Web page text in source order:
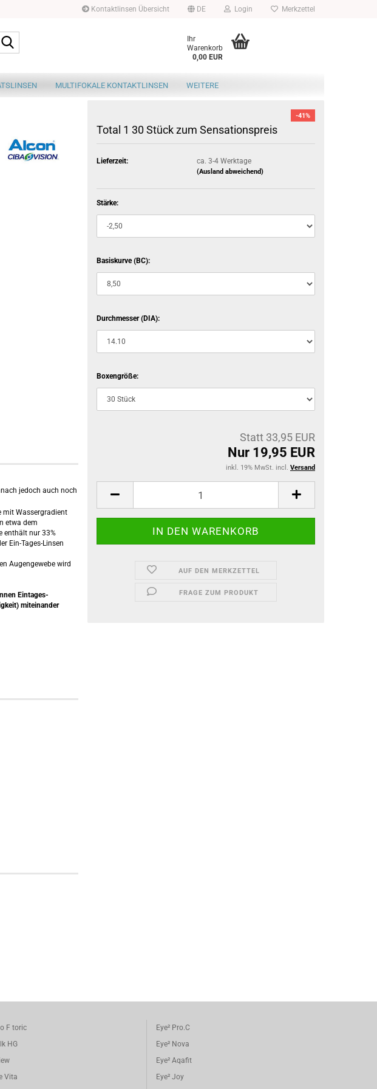
Kontaktlinsen Übersicht DE Login Merkzettel
Ihr
Warenkorb
0,00 EUR
MULTIFOKALE KONTAKTLINSEN WEITERE
-41%
Total 1 30 Stück zum Sensationspreis
Lieferzeit: ca. 3-4 Werktage
(Ausland abweichend)
Stärke:
Basiskurve (BC):
Durchmesser (DIA):
Boxengröße:
Statt 33,95 EUR
Nur 19,95 EUR
inkl. 19% MwSt. incl. Versand
AUF DEN MERKZETTEL
FRAGE ZUM PRODUKT
jedoch auch noch
mit Wassergradient
etwa dem
enthält nur 33%
Ein-Tages-Linsen
Augengewebe wird
Eintages-
miteinander
F toric
HG
Vita
Eye² Pro.C
Eye² Nova
Eye² Aqafit
Eye² Joy